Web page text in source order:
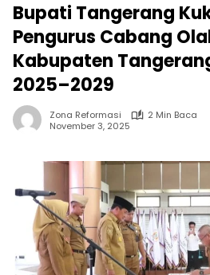
Bupati Tangerang
Pengurus Cabang
Kabupaten
2025–2029
Zona Reformasi
2 Min Baca
November 3, 2025